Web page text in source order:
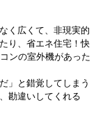
く広くて、非現実的
り、省エネ住宅！快
ンの室外機があった
」と錯覚してしまう
勘違いしてくれる